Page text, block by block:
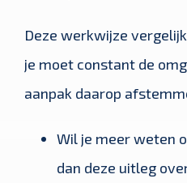
Deze werkwijze
je moet constant de
aanpak daarop
Wil je meer weten
dan deze uitleg